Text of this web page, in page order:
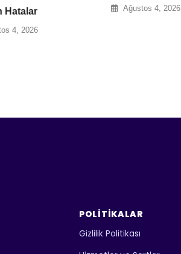
Hatalar
4, 2026
Ağustos 4, 2026
POLITIKALAR
Gizlilik Politikası